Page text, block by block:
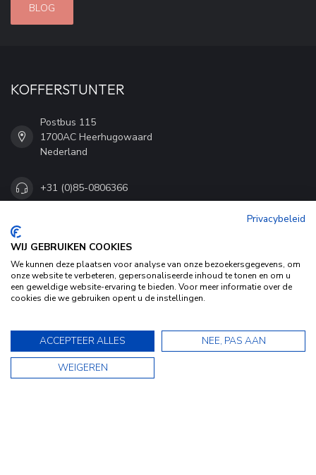
BLOG
KOFFERSTUNTER
Postbus 115
1700AC Heerhugowaard
Nederland
+31 (0)85-0806366
klantenservice@kofferstunter.nl
KVK nummer:87761157
CATEGORIEËN
gebruik van cookies om onze website te verbeteren.
Dit bericht verbergen
Bekijk ons Privacy Statement voor meer informatie »
9.5
Privacybeleid
WIJ GEBRUIKEN COOKIES
We kunnen deze plaatsen voor analyse van onze bezoekersgegevens, om
onze website te verbeteren, gepersonaliseerde inhoud te tonen en om u
een geweldige website-ervaring te bieden. Voor meer informatie over de
cookies die we gebruiken opent u de instellingen.
ACCEPTEER ALLES
NEE, PAS AAN
WEIGEREN